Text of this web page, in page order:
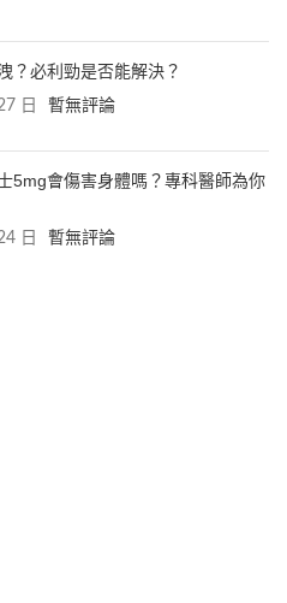
？必利勁是否能解決？
日 暫無評論
5mg會傷害身體嗎？專科醫師為你
日 暫無評論